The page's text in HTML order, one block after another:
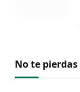
No te pierdas